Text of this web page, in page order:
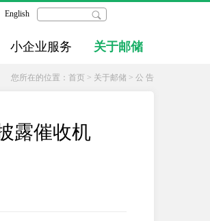
English
小企业服务 关于邮储
您所在的位置： 首页 > 关于邮储 > 公 告
露催收机